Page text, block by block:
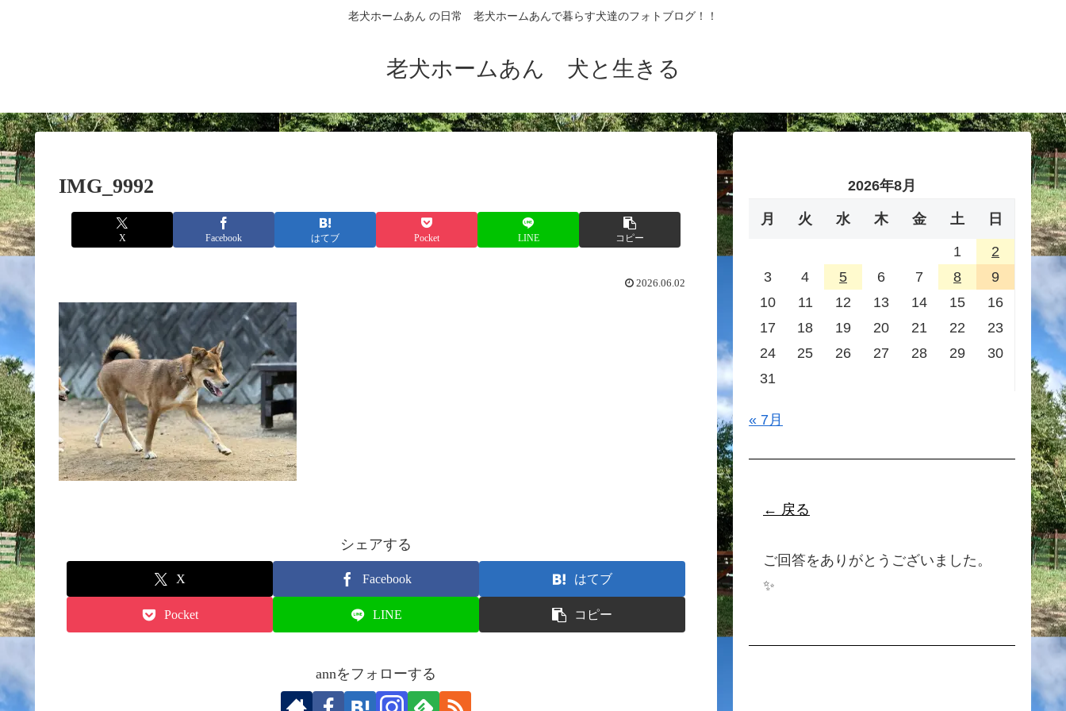
老犬ホームあん の日常 老犬ホームあんで暮らす犬達のフォトブログ！！
老犬ホームあん 犬と生きる
IMG_9992
X Facebook はてブ Pocket LINE コピー
2026.06.02
シェアする
X Facebook はてブ
Pocket LINE コピー
annをフォローする
2026年8月
月 火 水 木 金 土 日
1
2
3
4 5 6 7 8
9
10
11 12 13 14 15
16
17
18 19 20 21 22
23
24
25 26 27 28 29
30
31
« 7月
← 戻る
ご回答をありがとうございました。
✨